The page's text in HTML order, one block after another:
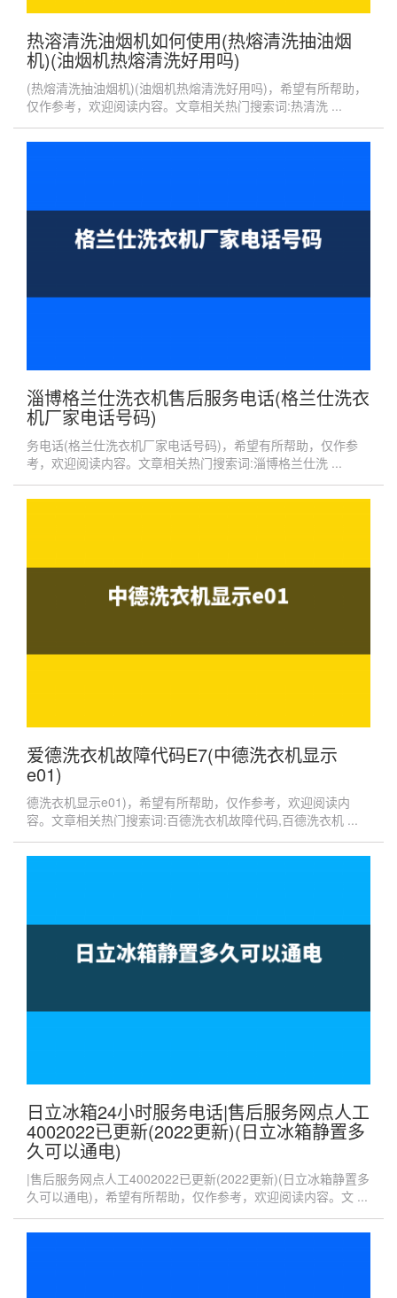
热溶清洗油烟机如何使用(热熔清洗抽油烟
机)(油烟机热熔清洗好用吗)
(热熔清洗抽油烟机)(油烟机热熔清洗好用吗)，希望有所帮助，
仅作参考，欢迎阅读内容。文章相关热门搜索词:热清洗 ...
淄博格兰仕洗衣机售后服务电话(格兰仕洗衣
机厂家电话号码)
务电话(格兰仕洗衣机厂家电话号码)，希望有所帮助，仅作参
考，欢迎阅读内容。文章相关热门搜索词:淄博格兰仕洗 ...
爱德洗衣机故障代码E7(中德洗衣机显示
e01)
德洗衣机显示e01)，希望有所帮助，仅作参考，欢迎阅读内
容。文章相关热门搜索词:百德洗衣机故障代码,百德洗衣机 ...
日立冰箱24小时服务电话|售后服务网点人工
4002022已更新(2022更新)(日立冰箱静置多
久可以通电)
|售后服务网点人工4002022已更新(2022更新)(日立冰箱静置多
久可以通电)，希望有所帮助，仅作参考，欢迎阅读内容。文 ...